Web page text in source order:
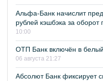
Альфа-Банк начислит
рублей кэшбэка за оборот
10:00
ОТП Банк включён в
06 августа 21:27
Абсолют Банк фиксирует